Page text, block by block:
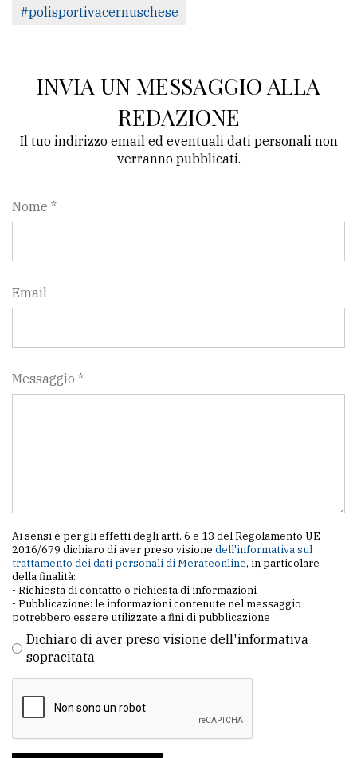
#polisportivacernuschese
INVIA UN MESSAGGIO ALLA
REDAZIONE
Il tuo indirizzo email ed eventuali dati personali non
verranno pubblicati.
Nome *
Email
Messaggio *
Ai sensi e per gli effetti degli artt. 6 e 13 del Regolamento UE
2016/679 dichiaro di aver preso visione dell'informativa sul
trattamento dei dati personali di Merateonline, in particolare
della finalità:
- Richiesta di contatto o richiesta di informazioni
- Pubblicazione: le informazioni contenute nel messaggio
potrebbero essere utilizzate a fini di pubblicazione
Dichiaro di aver preso visione dell'informativa
sopracitata